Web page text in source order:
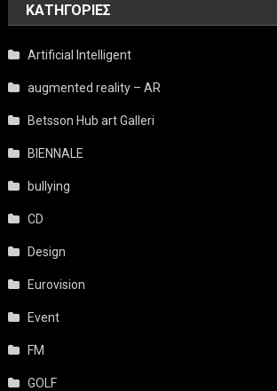
KΑΤΗΓΟΡΊΕΣ
Artificial Intelligent
augmented reality – AR
Betsson Hub art Galleri
BIENNALE
bullying
CD
Design
Eurovision
Event
FM
GOLF